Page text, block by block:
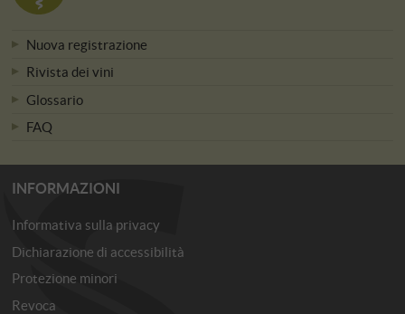
Nuova registrazione
Rivista dei vini
Glossario
FAQ
INFORMAZIONI
Informativa sulla privacy
Dichiarazione di accessibilità
Protezione minori
Revoca